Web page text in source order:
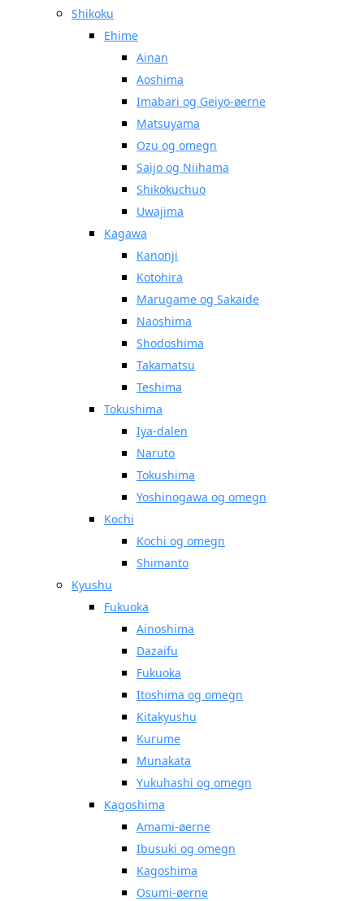
Shikoku
Ehime
Ainan
Aoshima
Imabari og Geiyo-øerne
Matsuyama
Ozu og omegn
Saijo og Niihama
Shikokuchuo
Uwajima
Kagawa
Kanonji
Kotohira
Marugame og Sakaide
Naoshima
Shodoshima
Takamatsu
Teshima
Tokushima
Iya-dalen
Naruto
Tokushima
Yoshinogawa og omegn
Kochi
Kochi og omegn
Shimanto
Kyushu
Fukuoka
Ainoshima
Dazaifu
Fukuoka
Itoshima og omegn
Kitakyushu
Kurume
Munakata
Yukuhashi og omegn
Kagoshima
Amami-øerne
Ibusuki og omegn
Kagoshima
Osumi-øerne